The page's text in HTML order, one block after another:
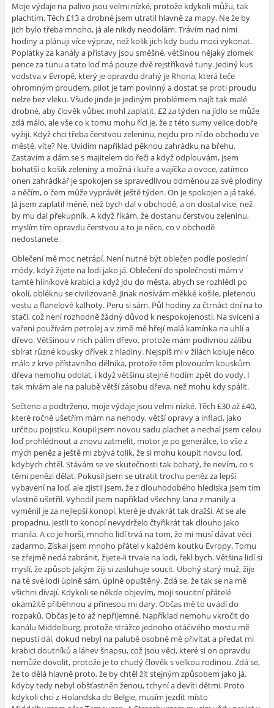
Moje výdaje na palivo jsou velmi nízké, protože kdykoli můžu, tak
plachtím. Těch £13 a drobné jsem utratil hlavně za mapy. Ne že by
jich bylo třeba mnoho, já ale nikdy neodolám. Trávím nad nimi
hodiny a plánuji více výprav, než kolik jich kdy budu moci vykonat.
Poplatky za kanály a přístavy jsou směšné, většinou nějaký zlomek
pence za tunu a tato loď má pouze dvě rejstříkové tuny. Jediný kus
vodstva v Evropě, který je opravdu drahý je Rhona, která teče
ohromným proudem, pilot je tam povinný a dostat se proti proudu
nelze bez vleku. Všude jinde je jediným problémem najít tak malé
drobné, aby člověk vůbec mohl zaplatit. £2 za týden na jídlo se může
zdá málo, ale vše co k tomu mohu říci je, že z této sumy velice dobře
vyžiji. Když chci třeba čerstvou zeleninu, nejdu pro ní do obchodu ve
městě, víte? Ne. Uvidím například pěknou zahrádku na břehu.
Zastavím a dám se s majitelem do řeči a když odplouvám, jsem
bohatší o košík zeleniny a možná i kuře a vajíčka a ovoce, zatímco
onen zahrádkář je spokojen se spravedlivou odměnou za své plodiny
a něčím, o čem může vyprávět ještě týden. On je spokojen a já také.
Já jsem zaplatil méně, než bych dal v obchodě, a on dostal více, než
by mu dal překupník. A když říkám, že dostanu čerstvou zeleninu,
myslím tím opravdu čerstvou a to je něco, co v obchodě
nedostanete.
Oblečení mě moc netrápí. Není nutné být oblečen podle poslední
módy, když žijete na lodi jako já. Oblečení do společnosti mám v
tamté hliníkové krabici a když jdu do města, abych se rozhlédl po
okolí, obléknu se civilizovaně. Jinak nosívám měkké košile, pletenou
vestu a flanelové kalhoty. Peru si sám. Půl hodiny za čtrnáct dní na to
stačí, což není rozhodně žádný důvod k nespokojenosti. Na svícení a
vaření používám petrolej a v zimě mě hřejí malá kamínka na uhlí a
dřevo. Většinou v nich pálím dřevo, protože mám podivnou zálibu
sbírat různé kousky dřívek z hladiny. Nejspíš mi v žilách koluje něco
málo z krve přístavního dělníka, protože těm plovoucím kouskům
dřeva nemohu odolat, i když většinu stejně hodím zpět do vody. I
tak mívám ale na palubě větší zásobu dřeva, než mohu kdy spálit.
Sečteno a podtrženo, moje výdaje jsou velmi nízké. Těch £30 až £40,
které ročně ušetřím mám na nehody, větší opravy a inflaci, jako
určitou pojistku. Koupil jsem novou sadu plachet a nechal jsem celou
loď prohlédnout a znovu zatmelit, motor je po generálce, to vše z
mých peněz a ještě mi zbývá tolik, že si mohu koupit novou loď,
kdybych chtěl. Stávám se ve skutečnosti tak bohatý, že nevím, co s
těmi penězi dělat. Pokusil jsem se utratit trochu peněz za lepší
vybavení na loď, ale zjistil jsem, že z dlouhodobého hlediska jsem tím
vlastně ušetřil. Vyhodil jsem například všechny lana z manily a
vyměnil je za nejlepší konopí, které je dvakrát tak dražší. Ať se ale
propadnu, jestli to konopí nevydrželo čtyřikrát tak dlouho jako
manila. A co je horší, mnoho lidí trvá na tom, že mi musí dávat věci
zadarmo. Získal jsem mnoho přátel v každém koutku Evropy. Tomu
se zřejmě nedá zabránit, žijete-li trvale na lodi, řekl bych. Většina lidí si
myslí, že způsob jakým žiji si zasluhuje soucit. Ubohý starý muž, žije
na té své lodi úplně sám, úplně opuštěný. Zdá se, že tak se na mě
všichni dívají. Kdykoli se někde objevím, moji soucitní přátelé
okamžitě přiběhnou a přinesou mi dary. Občas mě to uvádí do
rozpaků. Občas je to až nepříjemné. Například nemohu vkročit do
kanálu Middelburg, protože strážce jednoho otáčivého mostu mě
nepustí dál, dokud nebyl na palubě osobně mě přivítat a předat mi
krabici doutníků a láhev šnapsu, což jsou věci, které si on opravdu
nemůže dovolit, protože je to chudý člověk s velkou rodinou. Zdá se,
že to dělá hlavně proto, že by chtěl žít stejným způsobem jako já,
kdyby tedy nebyl obšťastněn ženou, tchyní a devíti dětmi. Proto
kdykoli chci z Holandska do Belgie, musím jezdit místo